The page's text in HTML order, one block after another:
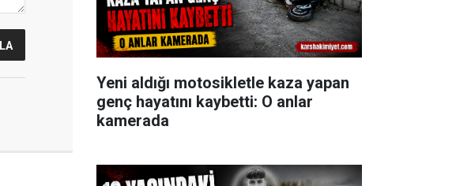
Yeni aldığı motosikletle kaza yapan
genç hayatını kaybetti: O anlar
kamerada